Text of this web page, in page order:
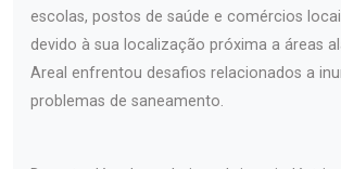
escolas, postos de saúde e comércios
devido à sua localização próxima a áreas
Areal enfrentou desafios relacionados a
problemas de saneamento.